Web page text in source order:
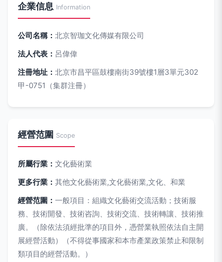
企業信息 Information
公司名稱： 北京智珈文化傳媒有限公司
法人代表： 呂偉偉
注冊地址： 北京市昌平區鼓樓南街39號樓1層3單元302
甲-0751（集群注冊）
經營范圍 Scope
所屬行業： 文化藝術業
更多行業： 其他文化藝術業,文化藝術業,文化、和業
經營范圍： 一般項目：組織文化藝術交流活動；技術服
務、技術開發、技術咨詢、技術交流、技術轉讓、技術推
廣。（除依法須經批準的項目外，憑營業執照依法自主開
展經營活動）（不得從事國家和本市產業政策禁止和限制
類項目的經營活動。）